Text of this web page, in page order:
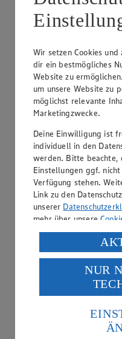
Unsere
Wir setzen Cookies
dir ein bestmögliches
Website zu
um unsere Website zu
möglichst relevante
Marketingzwecke.
Deine Einwilligung ist
individuell in den
werden. Bitte beachte,
Einstellungen ggf.
Verfügung stehen.
Link zu den
unserer
mehr über unsere
Verarbeitung deiner
USA durch Facebook
Wenn du auf
des Art. 49 Abs. 1 Satz
Daten in den USA
die USA als Land mit
Standards nicht
Es besteht das Risiko
NUR